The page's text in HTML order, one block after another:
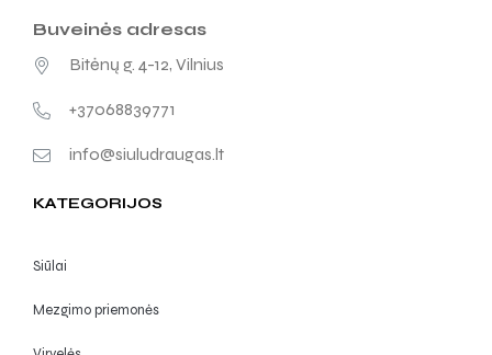
Buveinės adresas
Bitėnų g. 4-12, Vilnius
+37068839771
info@siuludraugas.lt
KATEGORIJOS
Siūlai
Mezgimo priemonės